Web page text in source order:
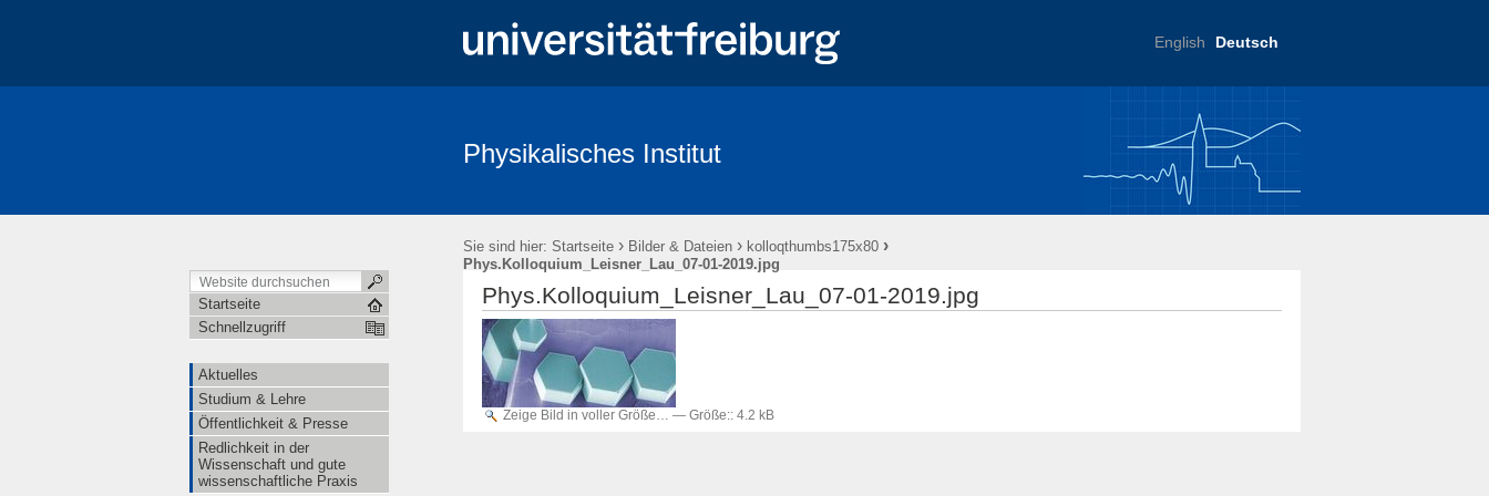
English Deutsch
Physikalisches Institut
Sie sind hier: Startseite › Bilder & Dateien › kolloqthumbs175x80 ›
Phys.Kolloquium_Leisner_Lau_07-01-2019.jpg
Startseite
Schnellzugriff
Aktuelles
Studium & Lehre
Öffentlichkeit & Presse
Redlichkeit in der
Wissenschaft und gute
wissenschaftliche Praxis
Phys.Kolloquium_Leisner_Lau_07-01-2019.jpg
Zeige Bild in voller Größe… — Größe:: 4.2 kB